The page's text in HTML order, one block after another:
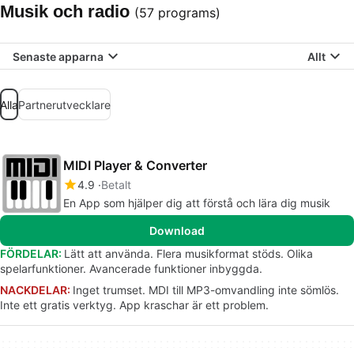
Musik och radio (57 programs)
Senaste apparna Allt
AllaPartnerutvecklare
MIDI Player & Converter
4.9 Betalt
En App som hjälper dig att förstå och lära dig musik
Download
FÖRDELAR: Lätt att använda. Flera musikformat stöds. Olika
spelarfunktioner. Avancerade funktioner inbyggda.
NACKDELAR: Inget trumset. MDI till MP3-omvandling inte sömlös.
Inte ett gratis verktyg. App kraschar är ett problem.